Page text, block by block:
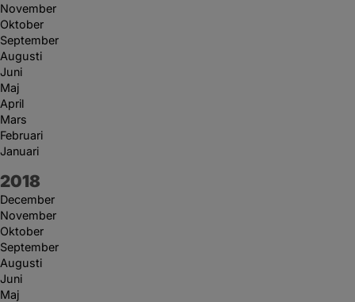
November
Oktober
September
Augusti
Juni
Maj
April
Mars
Februari
Januari
År:
2018
December
November
Oktober
September
Augusti
Juni
Maj